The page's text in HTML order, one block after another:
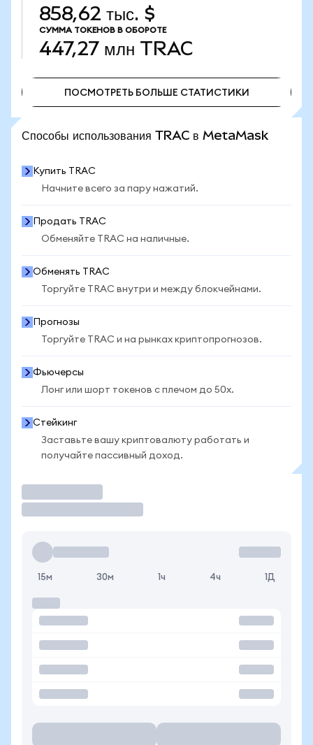
858,62 тыс. $
СУММА ТОКЕНОВ В ОБОРОТЕ
447,27 млн TRAC
ПОСМОТРЕТЬ БОЛЬШЕ СТАТИСТИКИ
Способы использования TRAC в MetaMask
Купить TRAC
Начните всего за пару нажатий.
Продать TRAC
Обменяйте TRAC на наличные.
Обменять TRAC
Торгуйте TRAC внутри и между блокчейнами.
Прогнозы
Торгуйте TRAC и на рынках криптопрогнозов.
Фьючерсы
Лонг или шорт токенов с плечом до 50x.
Стейкинг
Заставьте вашу криптовалюту работать и
получайте пассивный доход.
15м 30м 1ч 4ч 1Д